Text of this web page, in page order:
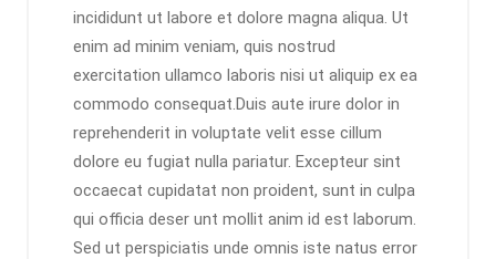
incididunt ut labore et dolore magna aliqua. Ut
enim ad minim veniam, quis nostrud
exercitation ullamco laboris nisi ut aliquip ex ea
commodo consequat.Duis aute irure dolor in
reprehenderit in voluptate velit esse cillum
dolore eu fugiat nulla pariatur. Excepteur sint
occaecat cupidatat non proident, sunt in culpa
qui officia deser unt mollit anim id est laborum.
Sed ut perspiciatis unde omnis iste natus error